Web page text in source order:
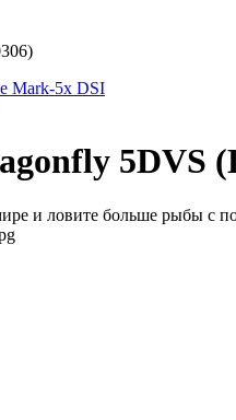
Mark-5x DSI
5DVS
и ловите больше рыбы с